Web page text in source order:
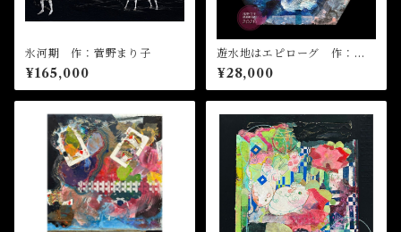
氷河期 作：菅野まり子
¥165,000
遊水地はエピローグ 作：浅
野サキ
¥28,000